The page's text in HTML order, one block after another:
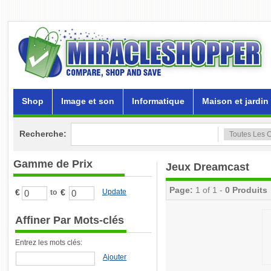
Shop Image et son Informatique Maison et jardin
Recherche:
Gamme de Prix
€ to € Update
Affiner Par Mots-clés
Entrez les mots clés:
Ajouter
Jeux Dreamcast
Page: 1 of 1 - 0 Produits